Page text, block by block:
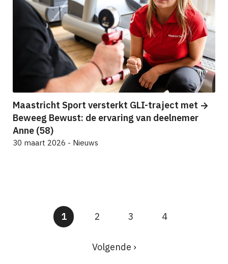
Maastricht Sport versterkt GLI-traject met
Beweeg Bewust: de ervaring van deelnemer
Anne (58)
30 maart 2026 - Nieuws
Paginering
Huidige
pagina
1 Pagina
2 Pagina
3 Pagina
4
Volgende
pagina
Volgende ›